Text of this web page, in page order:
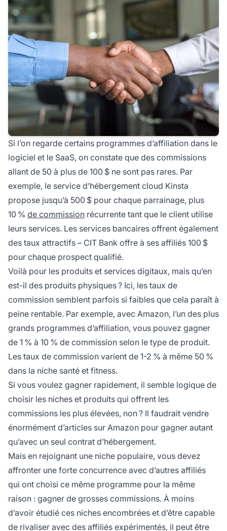
Si l’on regarde certains programmes d’affiliation dans le
logiciel et le SaaS, on constate que des commissions
allant de 50 à plus de 100 $ ne sont pas rares. Par
exemple, le service d’hébergement cloud Kinsta
propose jusqu’à 500 $ pour chaque parrainage, plus
10 % de commission récurrente tant que le client utilise
leurs services. Les services bancaires offrent également
des taux attractifs – CIT Bank offre à ses affiliés 100 $
pour chaque prospect qualifié.
Voilà pour les produits et services digitaux, mais qu’en
est-il des produits physiques ? Ici, les taux de
commission semblent parfois si faibles que cela paraît à
peine rentable. Par exemple, avec Amazon, l’un des plus
grands programmes d’affiliation, vous pouvez gagner
de 1 % à 10 % de commission selon le type de produit.
Les taux de commission varient de 1-2 % à même 50 %
dans la niche santé et fitness.
Si vous voulez gagner rapidement, il semble logique de
choisir les niches et produits qui offrent les
commissions les plus élevées, non ? Il faudrait vendre
énormément d’articles sur Amazon pour gagner autant
qu’avec un seul contrat d’hébergement.
Mais en rejoignant une niche populaire, vous devez
affronter une forte concurrence avec d’autres affiliés
qui ont choisi ce même programme pour la même
raison : gagner de grosses commissions. À moins
d’avoir étudié ces niches encombrées et d’être capable
de rivaliser avec des affiliés expérimentés, il peut être